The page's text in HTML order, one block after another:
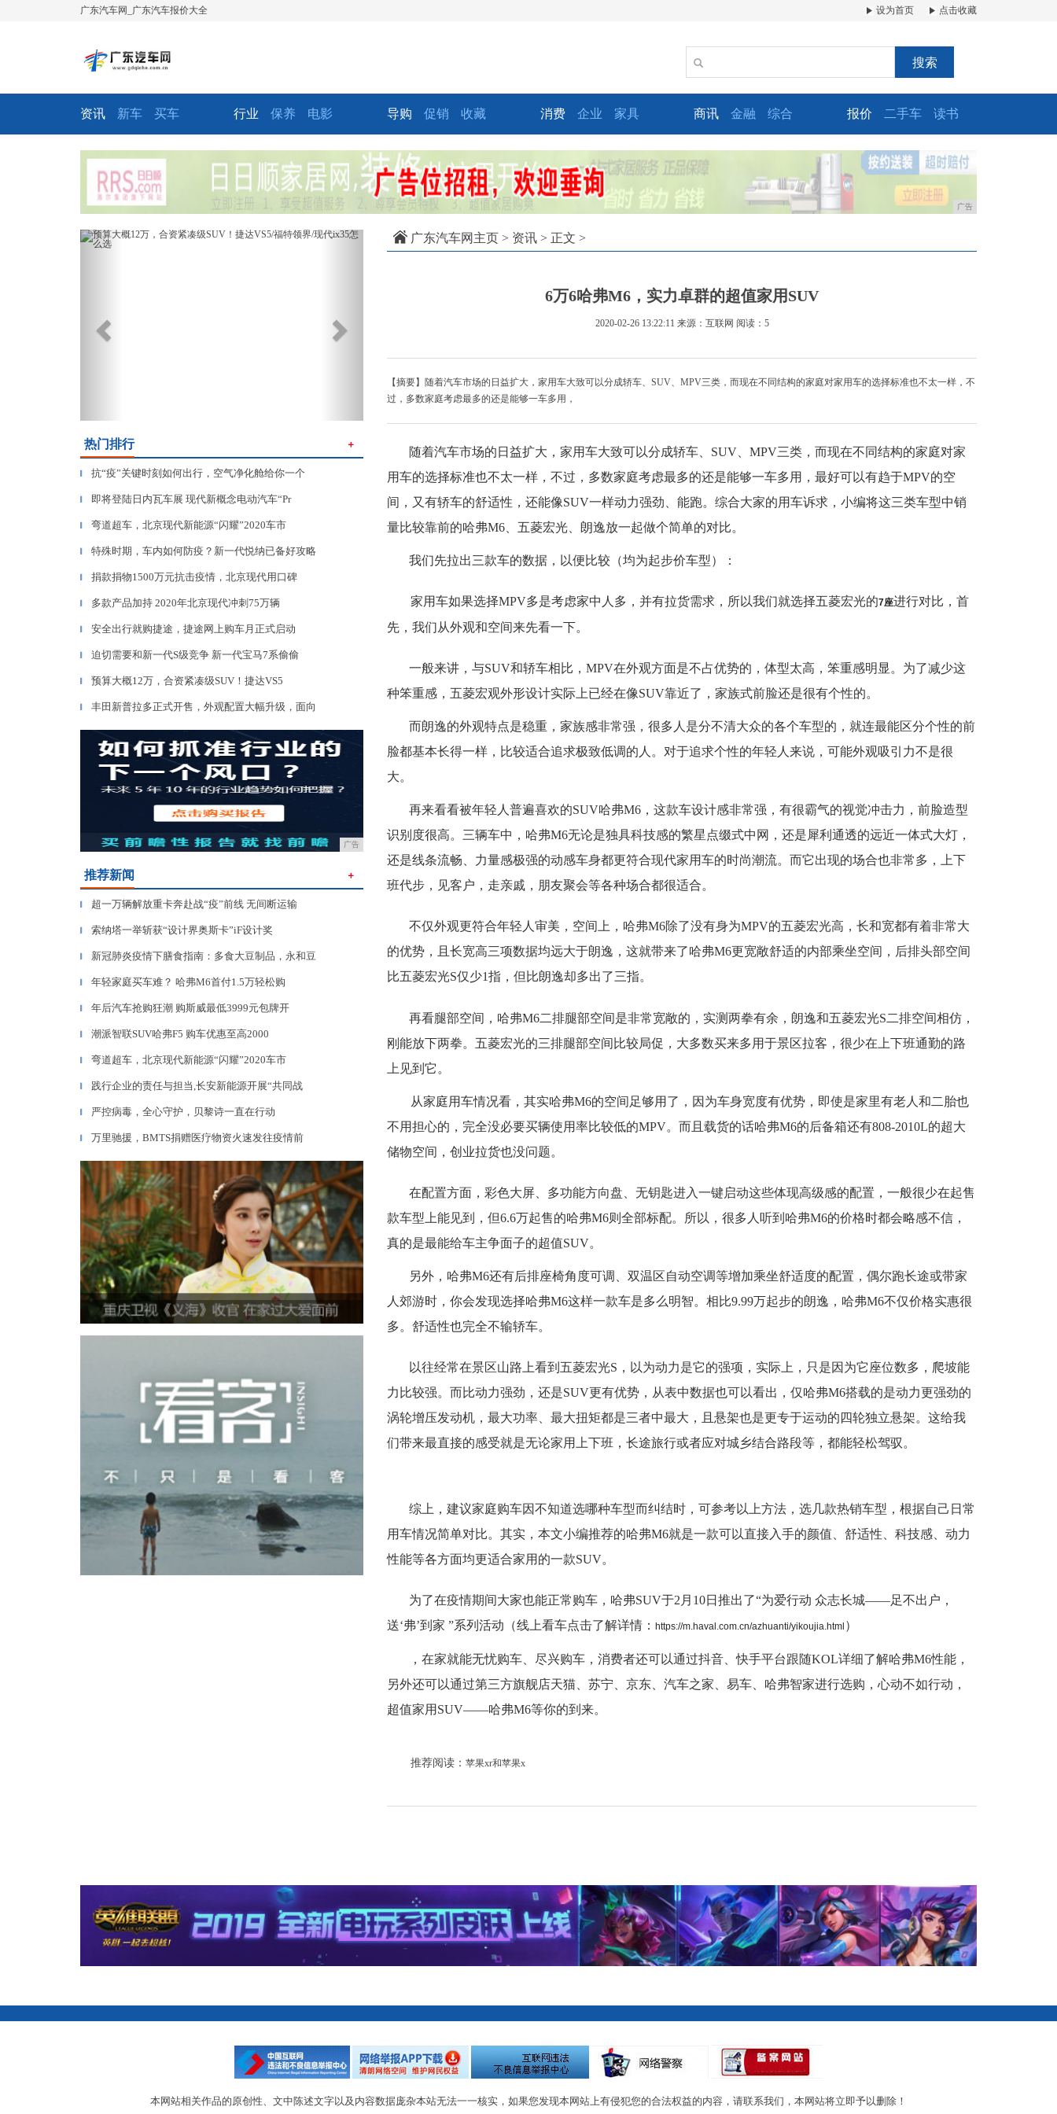
广东汽车网_广东汽车报价大全 设为首页 点击收藏
搜索
资讯 新车 买车 行业 保养 电影 导购 促销 收藏 消费 企业 家具 商讯 金融 综合 报价 二手车 读书
广告
Previous Next
热门排行 ＋
▎ 抗“疫”关键时刻如何出行，空气净化舱给你一个
▎ 即将登陆日内瓦车展 现代新概念电动汽车“Pr
▎ 弯道超车，北京现代新能源“闪耀”2020车市
▎ 特殊时期，车内如何防疫？新一代悦纳已备好攻略
▎ 捐款捐物1500万元抗击疫情，北京现代用口碑
▎ 多款产品加持 2020年北京现代冲刺75万辆
▎ 安全出行就购捷途，捷途网上购车月正式启动
▎ 迫切需要和新一代S级竞争 新一代宝马7系偷偷
▎ 预算大概12万，合资紧凑级SUV！捷达VS5
▎ 丰田新普拉多正式开售，外观配置大幅升级，面向
广告
推荐新闻 ＋
▎ 超一万辆解放重卡奔赴战“疫”前线 无间断运输
▎ 索纳塔一举斩获“设计界奥斯卡”iF设计奖
▎ 新冠肺炎疫情下膳食指南：多食大豆制品，永和豆
▎ 年轻家庭买车难？ 哈弗M6首付1.5万轻松购
▎ 年后汽车抢购狂潮 购斯威最低3999元包牌开
▎ 潮派智联SUV哈弗F5 购车优惠至高2000
▎ 弯道超车，北京现代新能源“闪耀”2020车市
▎ 践行企业的责任与担当,长安新能源开展“共同战
▎ 严控病毒，全心守护，贝黎诗一直在行动
▎ 万里驰援，BMTS捐赠医疗物资火速发往疫情前
广东汽车网主页 > 资讯 > 正文 >
6万6哈弗M6，实力卓群的超值家用SUV
2020-02-26 13:22:11 来源：互联网 阅读：5
【摘要】随着汽车市场的日益扩大，家用车大致可以分成轿车、SUV、MPV三类，而现在不同结构的家庭对家用车的选择标准也不太一样，不
过，多数家庭考虑最多的还是能够一车多用，
随着汽车市场的日益扩大，家用车大致可以分成轿车、SUV、MPV三类，而现在不同结构的家庭对家
用车的选择标准也不太一样，不过，多数家庭考虑最多的还是能够一车多用，最好可以有趋于MPV的空
间，又有轿车的舒适性，还能像SUV一样动力强劲、能跑。综合大家的用车诉求，小编将这三类车型中销
量比较靠前的哈弗M6、五菱宏光、朗逸放一起做个简单的对比。
我们先拉出三款车的数据，以便比较（均为起步价车型）：
家用车如果选择MPV多是考虑家中人多，并有拉货需求，所以我们就选择五菱宏光的7座进行对比，首
先，我们从外观和空间来先看一下。
一般来讲，与SUV和轿车相比，MPV在外观方面是不占优势的，体型太高，笨重感明显。为了减少这
种笨重感，五菱宏观外形设计实际上已经在像SUV靠近了，家族式前脸还是很有个性的。
而朗逸的外观特点是稳重，家族感非常强，很多人是分不清大众的各个车型的，就连最能区分个性的前
脸都基本长得一样，比较适合追求极致低调的人。对于追求个性的年轻人来说，可能外观吸引力不是很
大。
再来看看被年轻人普遍喜欢的SUV哈弗M6，这款车设计感非常强，有很霸气的视觉冲击力，前脸造型
识别度很高。三辆车中，哈弗M6无论是独具科技感的繁星点缀式中网，还是犀利通透的远近一体式大灯，
还是线条流畅、力量感极强的动感车身都更符合现代家用车的时尚潮流。而它出现的场合也非常多，上下
班代步，见客户，走亲戚，朋友聚会等各种场合都很适合。
不仅外观更符合年轻人审美，空间上，哈弗M6除了没有身为MPV的五菱宏光高，长和宽都有着非常大
的优势，且长宽高三项数据均远大于朗逸，这就带来了哈弗M6更宽敞舒适的内部乘坐空间，后排头部空间
比五菱宏光S仅少1指，但比朗逸却多出了三指。
再看腿部空间，哈弗M6二排腿部空间是非常宽敞的，实测两拳有余，朗逸和五菱宏光S二排空间相仿，
刚能放下两拳。五菱宏光的三排腿部空间比较局促，大多数买来多用于景区拉客，很少在上下班通勤的路
上见到它。
从家庭用车情况看，其实哈弗M6的空间足够用了，因为车身宽度有优势，即使是家里有老人和二胎也
不用担心的，完全没必要买辆使用率比较低的MPV。而且载货的话哈弗M6的后备箱还有808-2010L的超大
储物空间，创业拉货也没问题。
在配置方面，彩色大屏、多功能方向盘、无钥匙进入一键启动这些体现高级感的配置，一般很少在起售
款车型上能见到，但6.6万起售的哈弗M6则全部标配。所以，很多人听到哈弗M6的价格时都会略感不信，
真的是最能给车主争面子的超值SUV。
另外，哈弗M6还有后排座椅角度可调、双温区自动空调等增加乘坐舒适度的配置，偶尔跑长途或带家
人郊游时，你会发现选择哈弗M6这样一款车是多么明智。相比9.99万起步的朗逸，哈弗M6不仅价格实惠很
多。舒适性也完全不输轿车。
以往经常在景区山路上看到五菱宏光S，以为动力是它的强项，实际上，只是因为它座位数多，爬坡能
力比较强。而比动力强劲，还是SUV更有优势，从表中数据也可以看出，仅哈弗M6搭载的是动力更强劲的
涡轮增压发动机，最大功率、最大扭矩都是三者中最大，且悬架也是更专于运动的四轮独立悬架。这给我
们带来最直接的感受就是无论家用上下班，长途旅行或者应对城乡结合路段等，都能轻松驾驭。
综上，建议家庭购车因不知道选哪种车型而纠结时，可参考以上方法，选几款热销车型，根据自己日常
用车情况简单对比。其实，本文小编推荐的哈弗M6就是一款可以直接入手的颜值、舒适性、科技感、动力
性能等各方面均更适合家用的一款SUV。
为了在疫情期间大家也能正常购车，哈弗SUV于2月10日推出了“为爱行动 众志长城——足不出户，
送‘弗’到家 ”系列活动（线上看车点击了解详情：
https://m.haval.com.cn/azhuanti/yikoujia.html ）
，在家就能无忧购车、尽兴购车，消费者还可以通过抖音、快手平台跟随KOL详细了解哈弗M6性能，
另外还可以通过第三方旗舰店天猫、苏宁、京东、汽车之家、易车、哈弗智家进行选购，心动不如行动，
超值家用SUV——哈弗M6等你的到来。
推荐阅读： 苹果xr和苹果x
本网站相关作品的原创性、文中陈述文字以及内容数据庞杂本站无法一一核实，如果您发现本网站上有侵犯您的合法权益的内容，请联系我们，本网站将立即予以删除！